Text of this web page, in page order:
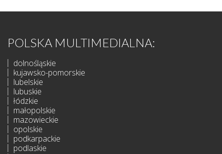
POLSKA MULTIMEDIALNA:
dolnośląskie
kujawsko-pomorskie
lubelskie
lubuskie
łódzkie
małopolskie
mazowieckie
opolskie
podkarpackie
podlaskie